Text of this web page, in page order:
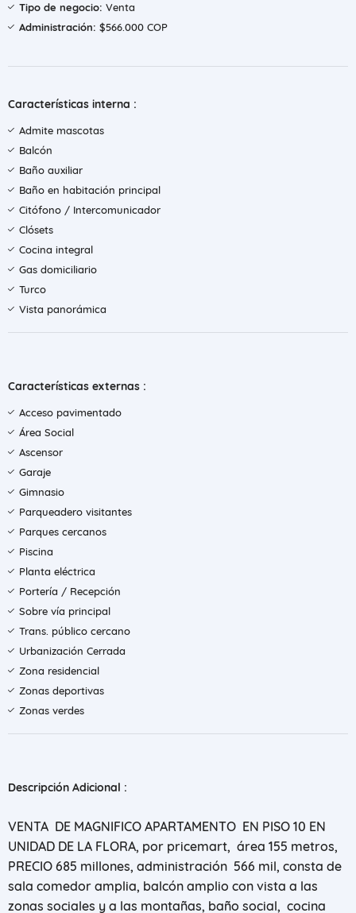
Tipo de negocio: Venta
Administración: $566.000 COP
Características interna :
Admite mascotas
Balcón
Baño auxiliar
Baño en habitación principal
Citófono / Intercomunicador
Clósets
Cocina integral
Gas domiciliario
Turco
Vista panorámica
Características externas :
Acceso pavimentado
Área Social
Ascensor
Garaje
Gimnasio
Parqueadero visitantes
Parques cercanos
Piscina
Planta eléctrica
Portería / Recepción
Sobre vía principal
Trans. público cercano
Urbanización Cerrada
Zona residencial
Zonas deportivas
Zonas verdes
Descripción Adicional :
VENTA DE MAGNIFICO APARTAMENTO EN PISO 10 EN
UNIDAD DE LA FLORA, por pricemart, área 155 metros,
PRECIO 685 millones, administración 566 mil, consta de
sala comedor amplia, balcón amplio con vista a las
zonas sociales y a las montañas, baño social, cocina